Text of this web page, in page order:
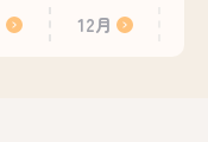
12月